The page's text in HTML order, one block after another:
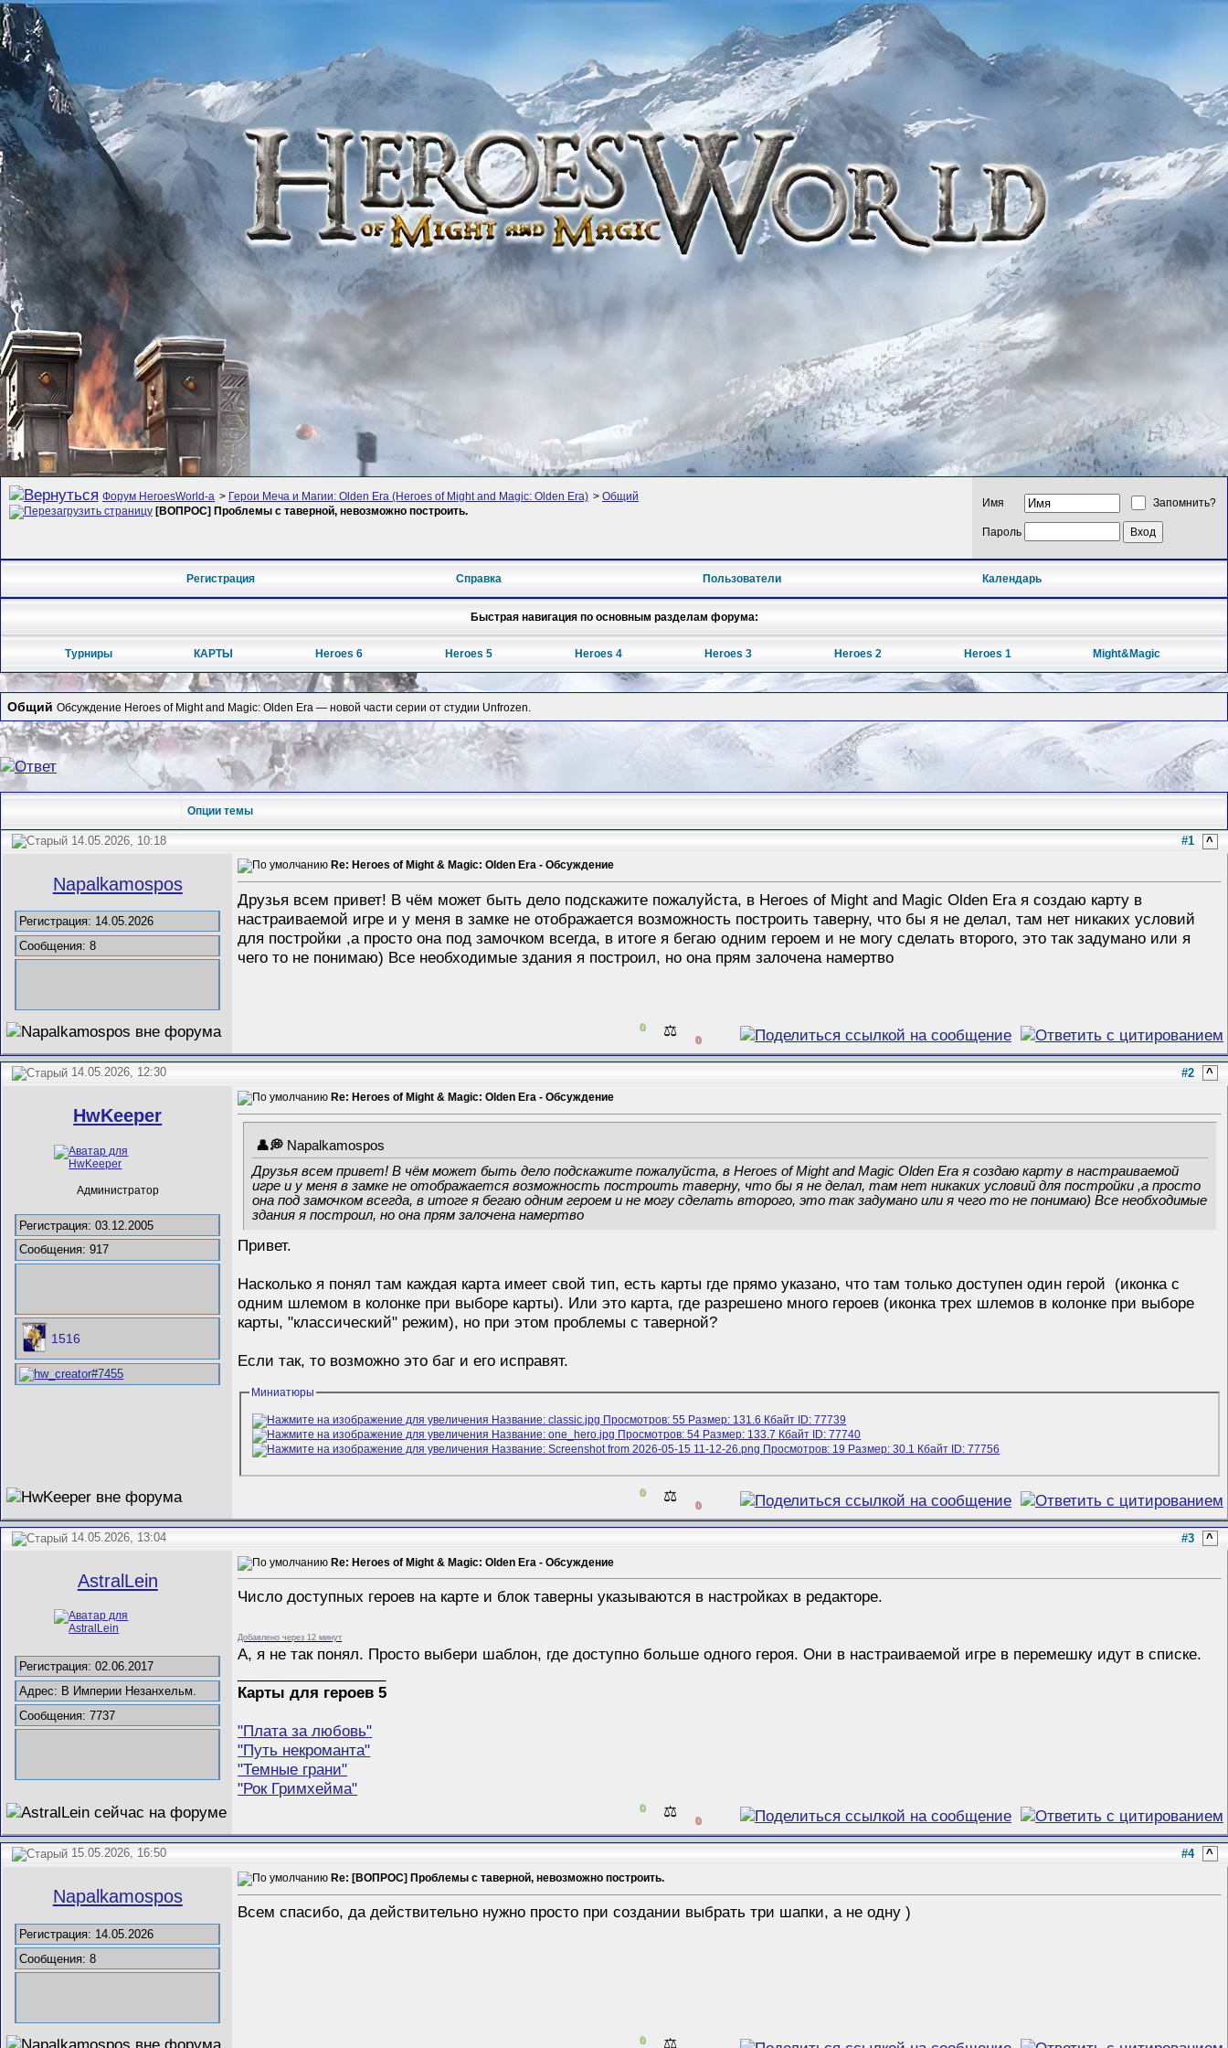
Форум HeroesWorld-а > Герои Меча и Магии: Olden Era (Heroes of Might and Magic: Olden Era) > Общий
[ВОПРОС] Проблемы с таверной, невозможно построить.
Имя Запомнить?
Пароль
Регистрация Справка Пользователи Календарь
Быстрая навигация по основным разделам форума:
Турниры КАРТЫ Heroes 6 Heroes 5 Heroes 4 Heroes 3 Heroes 2 Heroes 1 Might&Magic
Общий Обсуждение Heroes of Might and Magic: Olden Era — новой части серии от студии Unfrozen.
Опции темы
14.05.2026, 10:18 #1 ^
Napalkamospos
Регистрация: 14.05.2026
Сообщения: 8
Re: Heroes of Might & Magic: Olden Era - Обсуждение
Друзья всем привет! В чём может быть дело подскажите пожалуйста, в Heroes of Might and Magic Olden Era я создаю карту в
настраиваемой игре и у меня в замке не отображается возможность построить таверну, что бы я не делал, там нет никаких условий
для постройки ,а просто она под замочком всегда, в итоге я бегаю одним героем и не могу сделать второго, это так задумано или я
чего то не понимаю) Все необходимые здания я построил, но она прям залочена намертво
0 ⚖️ 0
14.05.2026, 12:30 #2 ^
HwKeeper
Администратор
Регистрация: 03.12.2005
Сообщения: 917
1516
Re: Heroes of Might & Magic: Olden Era - Обсуждение
Napalkamospos
Друзья всем привет! В чём может быть дело подскажите пожалуйста, в Heroes of Might and Magic Olden Era я создаю карту в настраиваемой
игре и у меня в замке не отображается возможность построить таверну, что бы я не делал, там нет никаких условий для постройки ,а просто
она под замочком всегда, в итоге я бегаю одним героем и не могу сделать второго, это так задумано или я чего то не понимаю) Все необходимые
здания я построил, но она прям залочена намертво
Привет.
Насколько я понял там каждая карта имеет свой тип, есть карты где прямо указано, что там только доступен один герой (иконка с
одним шлемом в колонке при выборе карты). Или это карта, где разрешено много героев (иконка трех шлемов в колонке при выборе
карты, "классический" режим), но при этом проблемы с таверной?
Если так, то возможно это баг и его исправят.
Миниатюры
0 ⚖️ 0
14.05.2026, 13:04 #3 ^
AstralLein
Регистрация: 02.06.2017
Адрес: В Империи Незанхельм.
Сообщения: 7737
Re: Heroes of Might & Magic: Olden Era - Обсуждение
Число доступных героев на карте и блок таверны указываются в настройках в редакторе.
Добавлено через 12 минут
А, я не так понял. Просто выбери шаблон, где доступно больше одного героя. Они в настраиваемой игре в перемешку идут в списке.
Карты для героев 5
"Плата за любовь"
"Путь некроманта"
"Темные грани"
"Рок Гримхейма"
0 ⚖️ 0
15.05.2026, 16:50 #4 ^
Napalkamospos
Регистрация: 14.05.2026
Сообщения: 8
Re: [ВОПРОС] Проблемы с таверной, невозможно построить.
Всем спасибо, да действительно нужно просто при создании выбрать три шапки, а не одну )
0 ⚖️